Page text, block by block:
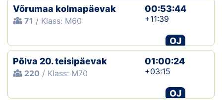
Võrumaa kolmapäevak
71 / Klass: M60
00:53:44
+11:39
OJ
Põlva 20. teisipäevak
220 / Klass: M70
01:00:24
+03:15
OJ